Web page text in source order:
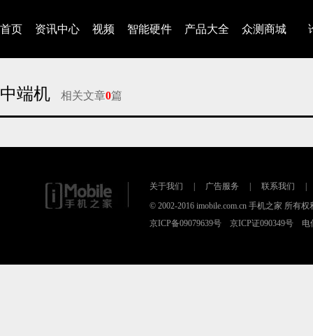
首页 资讯中心 视频 智能硬件 产品大全 众测商城
中端机 相关文章0篇
关于我们 广告服务 联系我们
© 2002-2016 imobile.com.cn 手机之家 所有权
京ICP备09079639号 京ICP证090349号 电